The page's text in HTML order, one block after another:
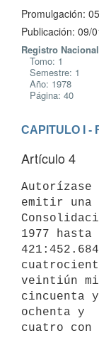
Promulgación:
Publicación: 09/
Registro
Tomo: 1
Semestre: 1
Año: 1978
Página: 40
CAPITULO I -
Artículo 4
emitir una
1977 hasta
veintiún
cincuenta
ochenta y
cuatro